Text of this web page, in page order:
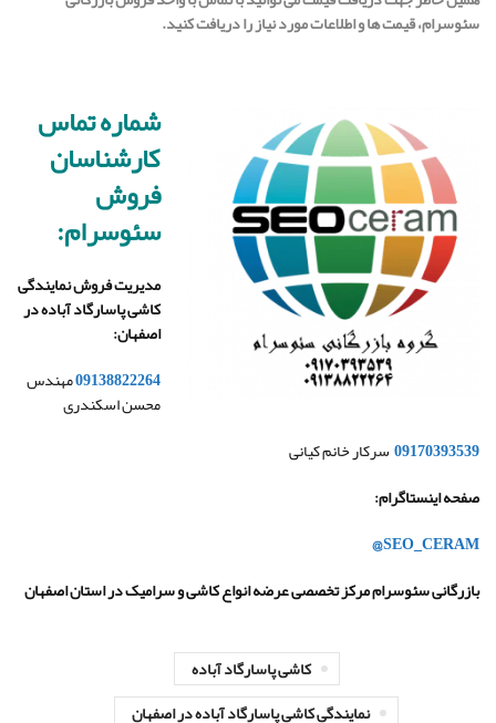
سئوسرام، قیمت ها و اطلاعات مورد نیاز را دریافت کنید.
شماره تماس
کارشناسان
فروش
سئوسرام:
مدیریت فروش نمایندگی
کاشی پاسارگاد آباده در
اصفهان:
09138822264مهندس
محسن اسکندری
09170393539سرکار خانم کیانی
صفحه اینستاگرام:
@SEO_CERAM
بازرگانی سئوسرام مرکز تخصصی عرضه انواع کاشی و سرامیک در استان اصفهان
کاشی پاسارگاد آباده
نمایندگی کاشی پاسارگاد آباده در اصفهان